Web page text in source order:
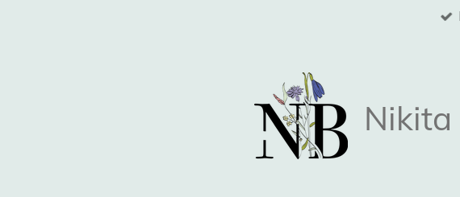
Nikita